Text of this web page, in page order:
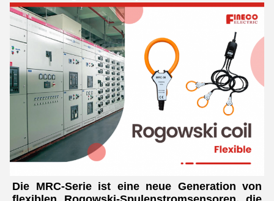
Die MRC-Serie ist eine neue Generation von